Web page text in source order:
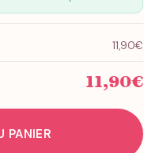
11,90€
11,90€
PANIER